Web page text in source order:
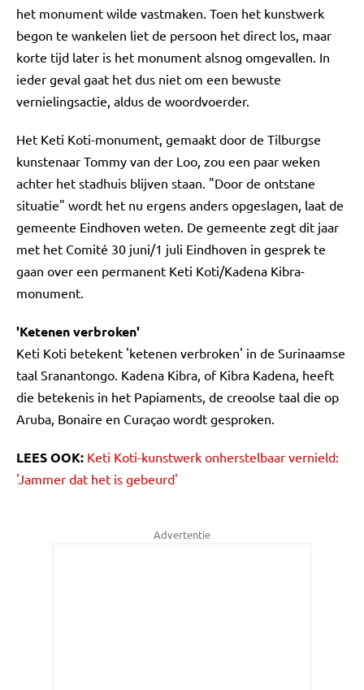
het monument wilde vastmaken. Toen het kunstwerk
begon te wankelen liet de persoon het direct los, maar
korte tijd later is het monument alsnog omgevallen. In
ieder geval gaat het dus niet om een bewuste
vernielingsactie, aldus de woordvoerder.
Het Keti Koti-monument, gemaakt door de Tilburgse
kunstenaar Tommy van der Loo, zou een paar weken
achter het stadhuis blijven staan. "Door de ontstane
situatie" wordt het nu ergens anders opgeslagen, laat de
gemeente Eindhoven weten. De gemeente zegt dit jaar
met het Comité 30 juni/1 juli Eindhoven in gesprek te
gaan over een permanent Keti Koti/Kadena Kibra-
monument.
'Ketenen verbroken'
Keti Koti betekent 'ketenen verbroken' in de Surinaamse
taal Sranantongo. Kadena Kibra, of Kibra Kadena, heeft
die betekenis in het Papiaments, de creoolse taal die op
Aruba, Bonaire en Curaçao wordt gesproken.
LEES OOK: Keti Koti-kunstwerk onherstelbaar vernield:
'Jammer dat het is gebeurd'
Advertentie